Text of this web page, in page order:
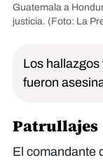
Guatemala a
justicia. (Foto: La
Los
fueron
Patrullajes
El comandante